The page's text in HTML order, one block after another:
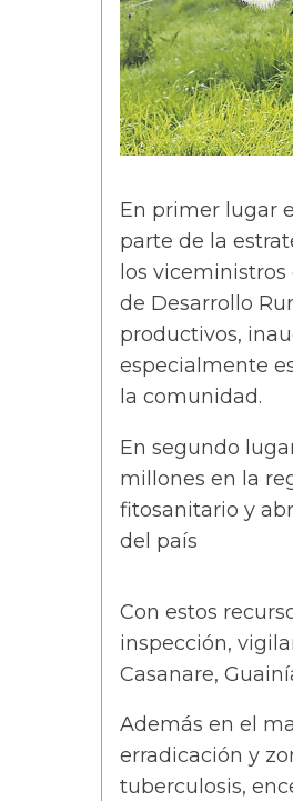
En primer lugar
parte de la
los
de Desarrollo
productivos,
especialmente
la comunidad.
En segundo
millones en la
fitosanitario y
del país
Con estos
inspección,
Casanare,
Además en el
erradicación y
tuberculosis,